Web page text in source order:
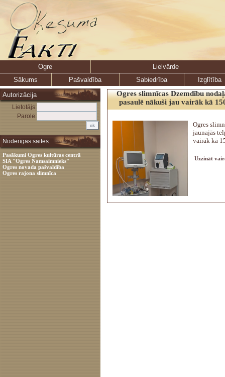
Ogre
Lielvārde
Sākums
Pašvaldība Sabiedrība
Izglītība
Autorizācija
Lietotājs:
Parole:
Noderīgas saites:
Pasākumi Ogres kultūras centrā
SIA "Ogres Namsaimnieks"
Ogres novada pašvaldība
Ogres rajona slimnīca
Ogres slimnīcas Dzemdību
pasaulē nākuši jau vairāk kā
Ogres
jaunajās
vairāk kā
Uzzināt